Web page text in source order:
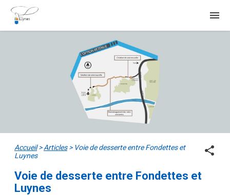
menu
Accueil>Articles> Voie de desserte entre Fondettes et
Luynes
share
Voie de desserte entre Fondettes et
Luynes